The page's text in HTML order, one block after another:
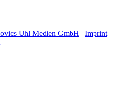
Uhl Medien GmbH | Imprint |